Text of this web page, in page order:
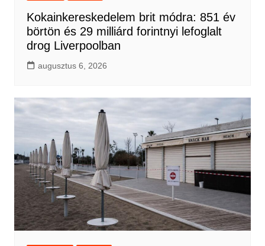
Kokainkereskedelem brit módra: 851 év
börtön és 29 milliárd forintnyi lefoglalt
drog Liverpoolban
augusztus 6, 2026